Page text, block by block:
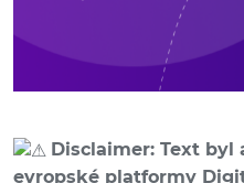
Disclaimer: Text
evropské platformy